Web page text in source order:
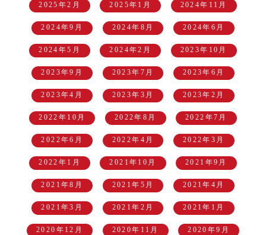
2025年2月 2025年1月 2024年11月
2024年9月 2024年8月 2024年6月
2024年5月 2024年2月 2023年10月
2023年9月 2023年7月 2023年6月
2023年4月 2023年3月 2023年2月
2022年10月 2022年8月 2022年7月
2022年6月 2022年4月 2022年3月
2022年1月 2021年10月 2021年9月
2021年8月 2021年5月 2021年4月
2021年3月 2021年2月 2021年1月
2020年12月 2020年11月 2020年9月